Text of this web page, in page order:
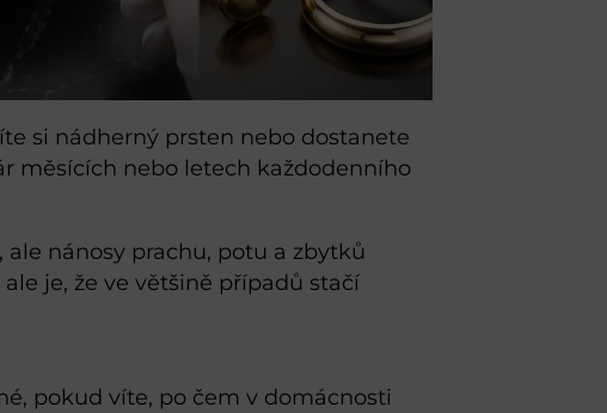
si nádherný prsten nebo dostanete
měsících nebo letech každodenního
ale nánosy prachu, potu a zbytků
je, že ve většině případů stačí
pokud víte, po čem v domácnosti